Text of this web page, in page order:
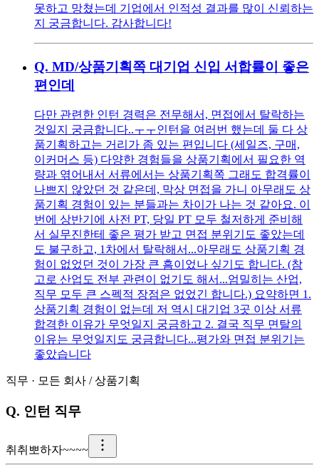
못하고 망쳤는데 기업에서 인적성 결과를 많이 신뢰하는
지 궁금합니다. 감사합니다!
Q. MD/상품기획쪽 대기업 신입 서합률이 좋은
편인데
다만 관련한 인턴 경력은 전무해서, 면접에서 탈락하는
것일지 궁금합니다..ㅜㅜ인턴을 여러번 했는데 둘 다 상
품기획하고는 거리가 좀 있는 편입니다 (세일즈, 구매,
이커머스 등) 다양한 경험들을 상품기획에서 필요한 역
량과 엮어내서 서류에서는 상품기획쪽 그래도 합격률이
나쁘지 않았던 것 같은데, 막상 면접을 가니 아무래도 상
품기획 경험이 있는 분들과는 차이가 나는 것 같아요. 이
번에 상반기에 사전 PT, 당일 PT 모두 철저하게 준비해
서 실무진한테 좋은 평가 받고 면접 분위기도 좋았는데
도 불구하고, 1차에서 탈락해서...아무래도 상품기획 경
험이 없었던 것이 가장 큰 흠이었나 싶기도 합니다. (참
고로 산업도 전부 관련이 없기도 해서...엄밀히는 산업,
직무 모두 큰 스펙적 장점은 없었긴 합니다.) 요약하면 1.
상품기획 경험이 없는데 저 역시 대기업 3곳 이상 서류
합격한 이유가 무엇일지 궁금하고 2. 결국 직무 면탈의
이유는 무엇일지도 궁금합니다...평가와 면접 분위기는
좋았습니다
직무 · 모든 회사 /상품기획
Q. 인턴 직무
취 취뽀하자~~~~